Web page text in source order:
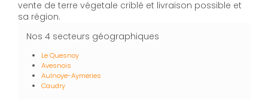
vente de terre végetale criblé et livraison possible et
sa région.
Nos 4 secteurs géographiques
Le Quesnoy
Avesnois
Aulnoye-Aymeries
Caudry